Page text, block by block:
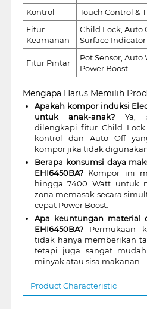
Kontrol
Touch Control &
Fitur
Keamanan
Child Lock, Auto
Surface Indicator
Fitur Pintar
Pot Sensor, Auto
Power Boost
Mengapa Harus Memilih
Apakah kompor induksi
untuk anak-anak? Ya,
dilengkapi fitur Child
kontrol dan Auto Off
kompor jika tidak
Berapa konsumsi daya
EHI6450BA?Kompor ini
hingga 7400 Watt untuk
zona memasak secara
cepat Power Boost.
Apa keuntungan material
EHI6450BA?Permukaan
tidak hanya memberikan
tetapi juga sangat
minyak atau sisa makanan.
Product Characteristic